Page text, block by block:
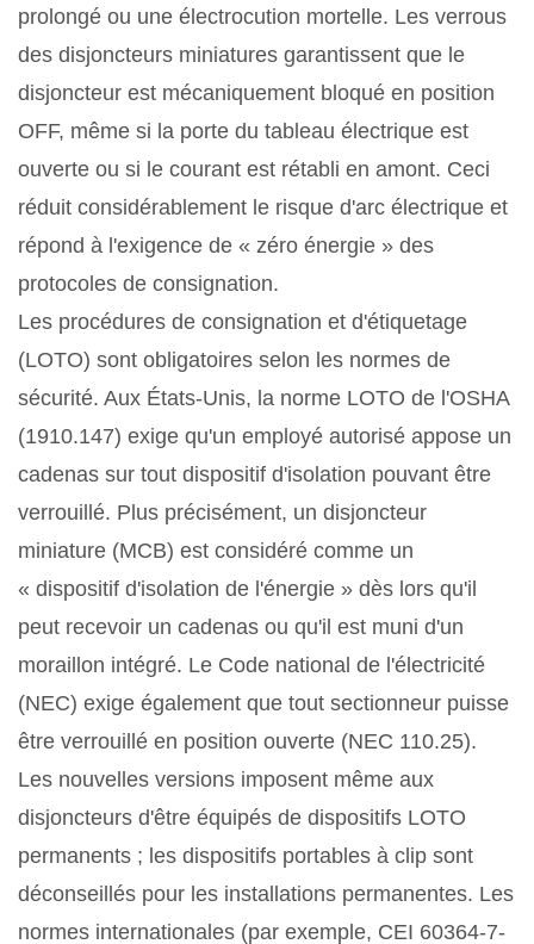
prolongé ou une électrocution mortelle. Les verrous
des disjoncteurs miniatures garantissent que le
disjoncteur est mécaniquement bloqué en position
OFF, même si la porte du tableau électrique est
ouverte ou si le courant est rétabli en amont. Ceci
réduit considérablement le risque d'arc électrique et
répond à l'exigence de « zéro énergie » des
protocoles de consignation.
Les procédures de consignation et d'étiquetage
(LOTO) sont obligatoires selon les normes de
sécurité. Aux États-Unis, la norme LOTO de l'OSHA
(1910.147) exige qu'un employé autorisé appose un
cadenas sur tout dispositif d'isolation pouvant être
verrouillé. Plus précisément, un disjoncteur
miniature (MCB) est considéré comme un
« dispositif d'isolation de l'énergie » dès lors qu'il
peut recevoir un cadenas ou qu'il est muni d'un
moraillon intégré. Le Code national de l'électricité
(NEC) exige également que tout sectionneur puisse
être verrouillé en position ouverte (NEC 110.25).
Les nouvelles versions imposent même aux
disjoncteurs d'être équipés de dispositifs LOTO
permanents ; les dispositifs portables à clip sont
déconseillés pour les installations permanentes. Les
normes internationales (par exemple, CEI 60364-7-